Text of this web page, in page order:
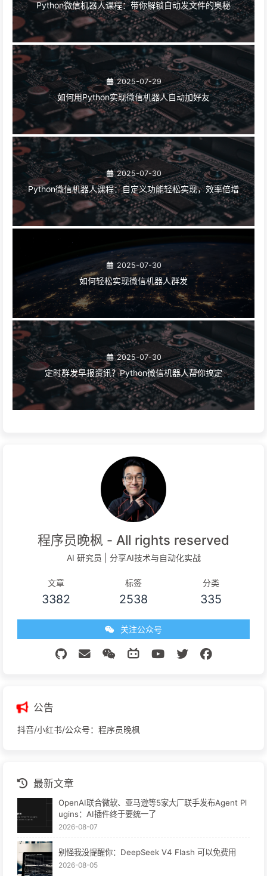
Python微信机器人课程：带你解锁自动发文件的奥秘
2025-07-29
如何用Python实现微信机器人自动加好友
2025-07-30
Python微信机器人课程：自定义功能轻松实现，效率倍增
2025-07-30
如何轻松实现微信机器人群发
2025-07-30
定时群发早报资讯？Python微信机器人帮你搞定
程序员晚枫 - All rights reserved
AI 研究员 | 分享AI技术与自动化实战
文章
3382
标签
2538
分类
335
关注公众号
公告
抖音/小红书/公众号：程序员晚枫
最新文章
OpenAI联合微软、亚马逊等5家大厂联手发布Agent Pl
ugins：AI插件终于要统一了
2026-08-07
别怪我没提醒你：DeepSeek V4 Flash 可以免费用
2026-08-05